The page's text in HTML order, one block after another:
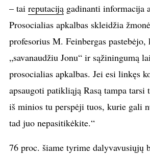
– tai reputacijągadinanti informacija
Prosocialias apkalbas skleidžia
profesorius M. Feinbergas
„savanaudžiu Jonu“ ir sąžiningumą
prosocialias apkalbas. Jei esi linkęs
apsaugoti patikliąją Rasą tampa
iš minios tu perspėji tuos, kurie gali
tad juo nepasitikėkite.“
76 proc. šiame tyrime dalyvavusiųjų